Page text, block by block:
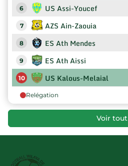
6 US Assi-Youcef
7 AZS Ain-Zaouia
8 ES Ath Mendes
9 ES Ath Aissi
10 US Kalous-Melaial
Relégation
Voir tout